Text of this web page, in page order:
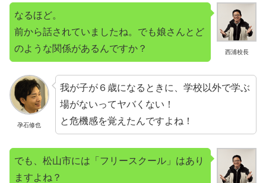
西浦校長
なるほど。
前から話されていましたね。でも娘さんとど
のような関係があるんですか？
孕石修也
我が子が６歳になるときに、学校以外で学ぶ
場がないってヤバくない！
と危機感を覚えたんですよね！
でも、松山市には「フリースクール」はあり
ますよね？